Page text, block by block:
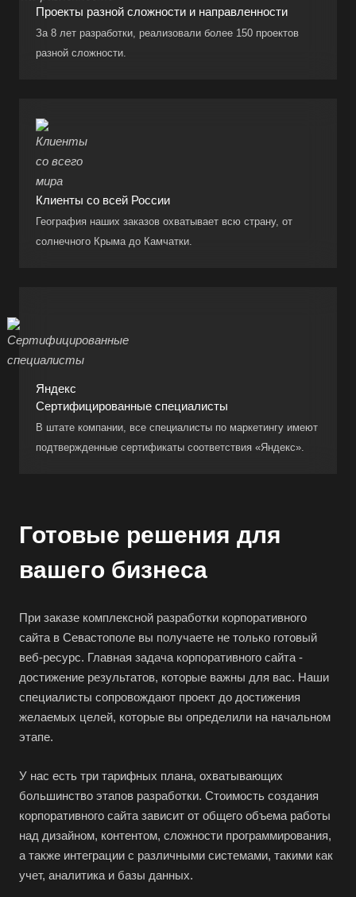
Проекты разной сложности и направленности
За 8 лет разработки, реализовали более 150 проектов
разной сложности.
Клиенты со всей России
География наших заказов охватывает всю страну, от
солнечного Крыма до Камчатки.
Яндекс
Сертифицированные специалисты
В штате компании, все специалисты по маркетингу имеют
подтвержденные сертификаты соответствия «Яндекс».
Готовые решения для
вашего бизнеса
При заказе комплексной разработки корпоративного
сайта в Севастополе вы получаете не только готовый
веб-ресурс. Главная задача корпоративного сайта -
достижение результатов, которые важны для вас. Наши
специалисты сопровождают проект до достижения
желаемых целей, которые вы определили на начальном
этапе.
У нас есть три тарифных плана, охватывающих
большинство этапов разработки. Стоимость создания
корпоративного сайта зависит от общего объема работы
над дизайном, контентом, сложности программирования,
а также интеграции с различными системами, такими как
учет, аналитика и базы данных.